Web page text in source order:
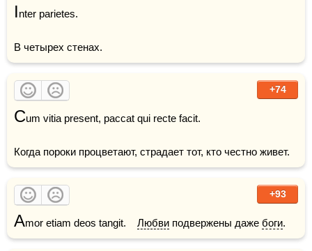
Inter parietes.
В четырех cтенах.
+74
Cum vitia present, paccat qui recte facit.
+93
Amor etiam deos tangit. Любви подвержены даже боги.